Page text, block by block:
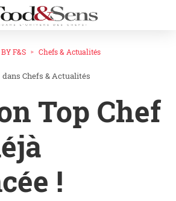
F&S Chefs & Actualités
dans Chefs & Actualités
Top Chef
!